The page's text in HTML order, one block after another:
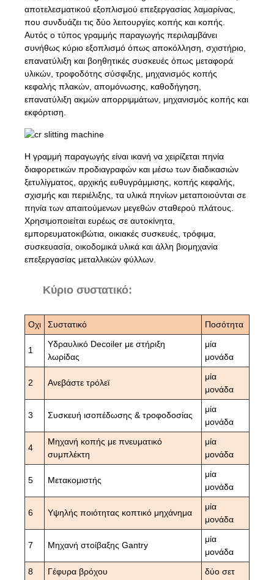
αποτελεσματικού εξοπλισμού επεξεργασίας λαμαρίνας,
που συνδυάζει τις δύο λειτουργίες κοπής και κοπής.
Αυτός ο τύπος γραμμής παραγωγής περιλαμβάνει
συνήθως κύριο εξοπλισμό όπως αποκόλληση, σχιστήριο,
επανατύλιξη και βοηθητικές συσκευές όπως μεταφορά
υλικών, τροφοδότης σύσφιξης, μηχανισμός κοπής
κεφαλής πλακών, απομόνωσης, καθοδήγηση,
επανατύλιξη ακμών απορριμμάτων, μηχανισμός κοπής και
εκφόρτιση.
Η γραμμή παραγωγής είναι ικανή να χειρίζεται πηνία
διαφορετικών προδιαγραφών και μέσω των διαδικασιών
ξετυλίγματος, αρχικής ευθυγράμμισης, κοπής κεφαλής,
σχισμής και περιέλιξης, τα υλικά πηνίων μεταποιούνται σε
πηνία των απαιτούμενων μεγεθών σταθερού πλάτους.
Χρησιμοποιείται ευρέως σε αυτοκίνητα,
εμπορευματοκιβώτια, οικιακές συσκευές, τρόφιμα,
συσκευασία, οικοδομικά υλικά και άλλη βιομηχανία
επεξεργασίας μεταλλικών φύλλων.
Κύριο συστατικό:
Οχι Συστατικό Ποσότητα
1
Υδραυλικό Decoiler με στήριξη
λωρίδας
μία
μονάδα
2 Ανεβάστε τρόλεϊ
μία
μονάδα
3 Συσκευή ισοπέδωσης & τροφοδοσίας
μία
μονάδα
4
Μηχανή κοπής με πνευματικό
συμπλέκτη
μία
μονάδα
5 Μετακομιστής
μία
μονάδα
6 Υψηλής ποιότητας κοπτικό μηχάνημα
μία
μονάδα
7 Μηχανή στοίβαξης Gantry
μία
μονάδα
8
Γέφυρα βρόχου δύο σετ